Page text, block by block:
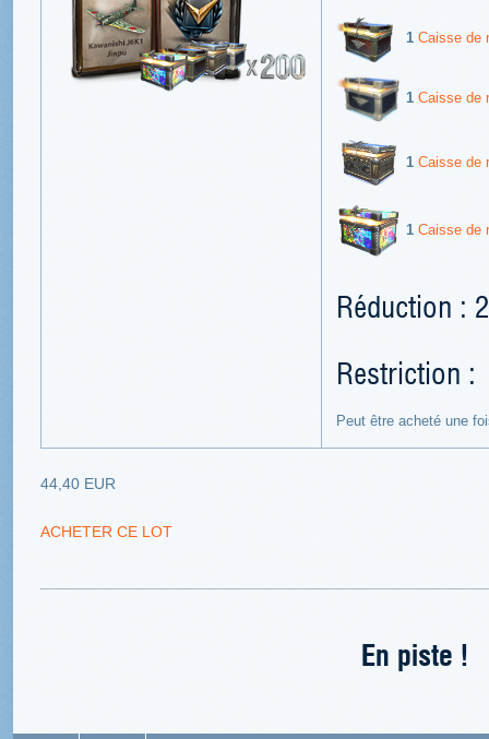
1 Caisse de
1 Caisse de
1 Caisse de
1 Caisse de
Réduction :
Restriction :
Peut être acheté une
44,40 EUR
ACHETER CE LOT
En piste !